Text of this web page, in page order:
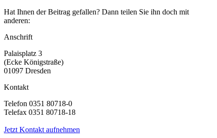
Hat Ihnen der Beitrag gefallen? Dann teilen Sie ihn doch mit
anderen:
Anschrift
Palaisplatz 3
(Ecke Königstraße)
01097 Dresden
Kontakt
Telefon 0351 80718-0
Telefax 0351 80718-18
Jetzt Kontakt aufnehmen